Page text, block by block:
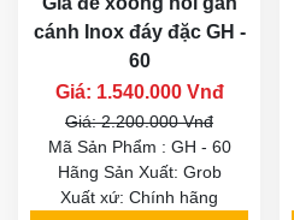
cánh Inox đáy đặc GH -
60
Giá: 1.540.000 Vnđ
Giá: 2.200.000 Vnđ
Mã Sản Phẩm : GH - 60
Hãng Sản Xuất: Grob
Xuất xứ: Chính hãng